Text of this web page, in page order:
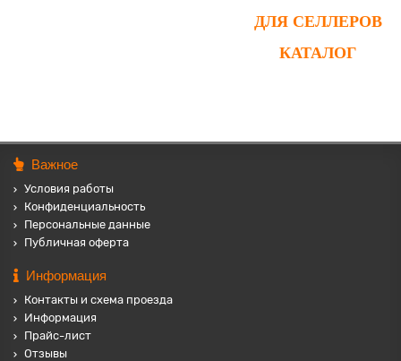
ДЛЯ СЕЛЛЕРОВ
КАТАЛОГ
Важное
Условия работы
Конфиденциальность
Персональные данные
Публичная оферта
Информация
Контакты и схема проезда
Информация
Прайс-лист
Отзывы